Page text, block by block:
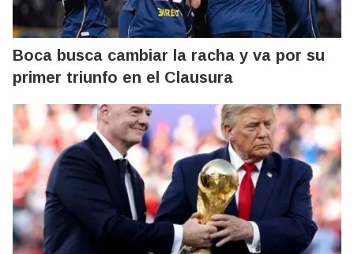
Boca busca cambiar la racha y va por su
primer triunfo en el Clausura